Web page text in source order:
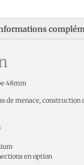
48mm
de menace, construction
en option